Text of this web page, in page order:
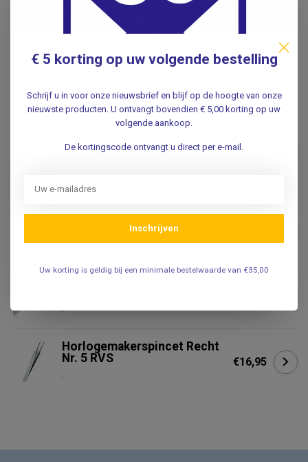
Gerelateerde producten
Horlogemakerspincet Recht
€42,95
Horlogemakerspincet Sterk
gebogen - RVS
.
.
Horlogemakerspincet Recht
Nr. 5 RVS
.
€16,95
€ 5 korting op uw volgende bestelling
Schrijf u in voor onze nieuwsbrief en blijf op de hoogte van onze
nieuwste producten. U ontvangt bovendien € 5,00 korting op uw
volgende aankoop.
De kortingscode ontvangt u direct per e-mail.
Inschrijven
Uw korting is geldig bij een minimale bestelwaarde van €35,00